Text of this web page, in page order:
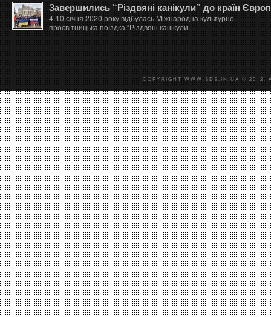
Завершились “Різдвяні канікули” до країн
4-10 січня 2020 року відбулась Міжнародна культурно-
просвітницька поїздка “Різдвяні канікули..
COPYRIGHT WWW.SDS.IN.UA © 2012.